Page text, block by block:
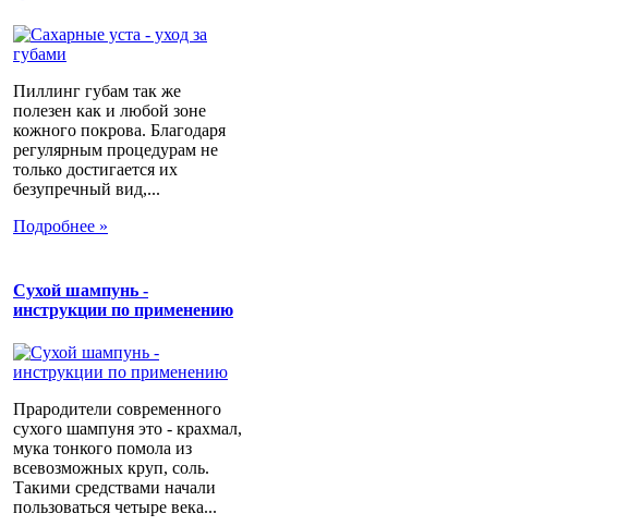
Пиллинг губам так же
полезен как и любой зоне
кожного покрова. Благодаря
регулярным процедурам не
только достигается их
безупречный вид,...
Подробнее »
Сухой шампунь -
инструкции по применению
Прародители современного
сухого шампуня это - крахмал,
мука тонкого помола из
всевозможных круп, соль.
Такими средствами начали
пользоваться четыре века...